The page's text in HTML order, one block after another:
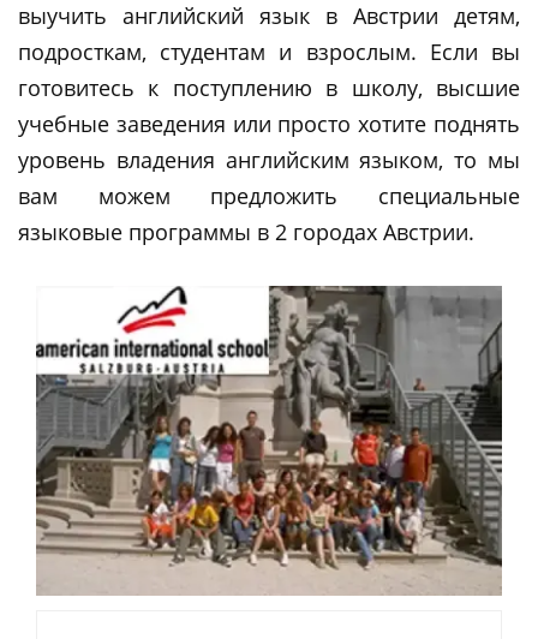
выучить английский язык в Австрии детям,
подросткам, студентам и взрослым. Если вы
готовитесь к поступлению в школу, высшие
учебные заведения или просто хотите поднять
уровень владения английским языком, то мы
вам можем предложить специальные
языковые программы в 2 городах Австрии.